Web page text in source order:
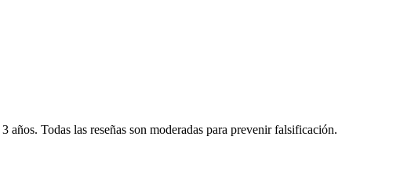
años. Todas las reseñas son moderadas para prevenir falsificación.